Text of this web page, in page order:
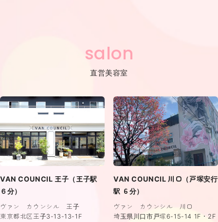
salon
直営美容室
VAN COUNCIL 王子（王子駅
６分）
ヴァン カウンシル 王子
東京都北区王子3-13-13-1F
VAN COUNCIL 川口（戸塚安行
駅 ６分）
ヴァン カウンシル 川口
埼玉県川口市戸塚6-15-14 1F・2F